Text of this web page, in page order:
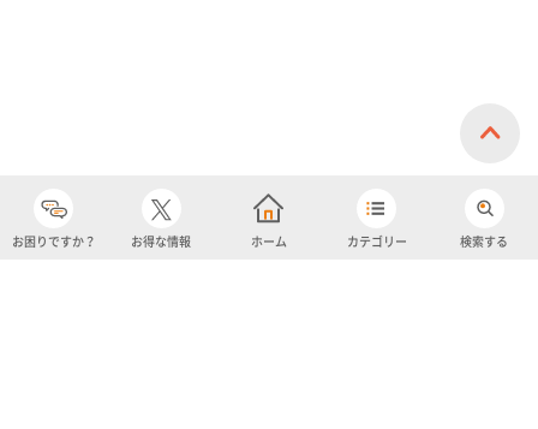
お困りですか？ お得な情報 ホーム カテゴリー 検索する